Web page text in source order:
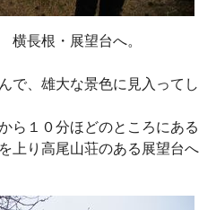
長根・展望台へ。
で、雄大な景色に見入ってし
ら１０分ほどのところにある
上り高尾山荘のある展望台へ